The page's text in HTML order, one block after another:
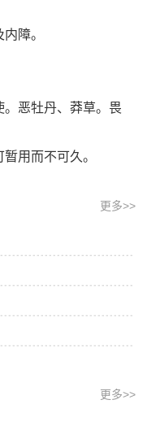
障。
恶牡丹、莽草。畏
用而不可久。
更多>>
更多>>